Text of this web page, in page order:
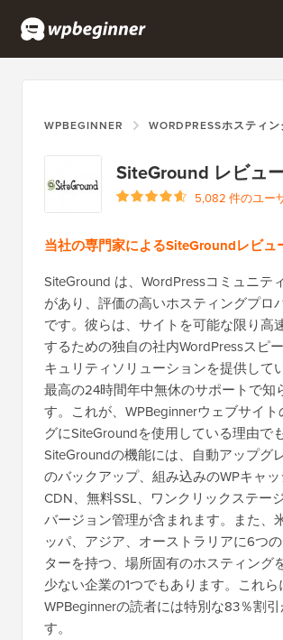
WPBEGINNER WORDPRESSホスティ
SiteGround レビュ
5,082 件のユー
当社の専門家によるSiteGroundレビュ
SiteGround は、WordPressコミュニテ
があり、評価の高いホスティングプロ
です。彼らは、サイトを可能な限り高
するための独自の社内WordPressスピ
キュリティソリューションを提供して
最高の24時間年中無休のサポートで知
す。これが、WPBeginnerウェブサイ
グにSiteGroundを使用している理由で
SiteGroundの機能には、自動アップグ
のバックアップ、組み込みのWPキャ
CDN、無料SSL、ワンクリックステー
バージョン管理が含まれます。また、
ッパ、アジア、オーストラリアに6つ
ターを持つ、場所固有のホスティング
少ない企業の1つでもあります。これら
WPBeginnerの読者には特別な83％割
す。